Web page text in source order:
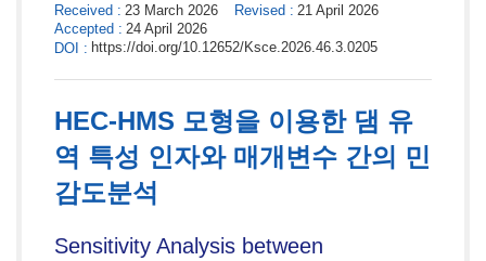
Received : 23 March 2026 Revised : 21 April 2026
Accepted : 24 April 2026
DOI : https://doi.org/10.12652/Ksce.2026.46.3.0205
HEC-HMS 모형을 이용한 댐 유
역 특성 인자와 매개변수 간의 민
감도분석
Sensitivity Analysis between